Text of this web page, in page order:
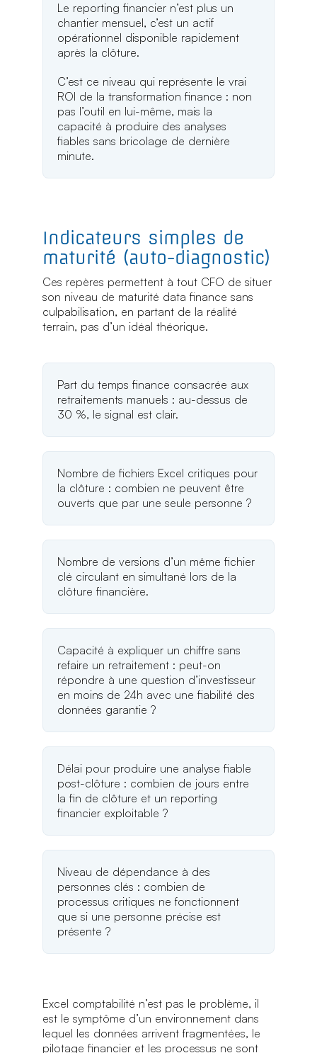
Le reporting financier n’est plus un
chantier mensuel, c’est un actif
opérationnel disponible rapidement
après la clôture.
C’est ce niveau qui représente le vrai
ROI de la transformation finance : non
pas l’outil en lui-même, mais la
capacité à produire des analyses
fiables sans bricolage de dernière
minute.
Indicateurs simples de
maturité (auto-diagnostic)
Ces repères permettent à tout CFO de situer
son niveau de maturité data finance sans
culpabilisation, en partant de la réalité
terrain, pas d’un idéal théorique.
Part du temps finance consacrée aux
retraitements manuels : au-dessus de
30 %, le signal est clair.
Nombre de fichiers Excel critiques pour
la clôture : combien ne peuvent être
ouverts que par une seule personne ?
Nombre de versions d’un même fichier
clé circulant en simultané lors de la
clôture financière.
Capacité à expliquer un chiffre sans
refaire un retraitement : peut-on
répondre à une question d’investisseur
en moins de 24h avec une fiabilité des
données garantie ?
Délai pour produire une analyse fiable
post-clôture : combien de jours entre
la fin de clôture et un reporting
financier exploitable ?
Niveau de dépendance à des
personnes clés : combien de
processus critiques ne fonctionnent
que si une personne précise est
présente ?
Excel comptabilité n’est pas le problème, il
est le symptôme d’un environnement dans
lequel les données arrivent fragmentées, le
pilotage financier et les processus ne sont